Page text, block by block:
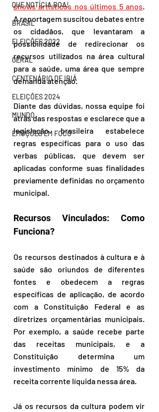
QUE NOTÍCIA BOA!
BRASIL
ELEIÇÕES 2022
GERAL
CENTENÁRIO DE IBIÁ
ELEIÇÕES 2024
MUNDO
EMOÇÕES EM FOCO
shows artísticos nos últimos 5 anos.
A reportagem suscitou debates entre
os cidadãos, que levantaram a
possibilidade de redirecionar os
recursos utilizados na área cultural
para a saúde, uma área que sempre
demanda atenção.
Diante das dúvidas, nossa equipe foi
atrás das respostas e esclarece que a
legislação brasileira estabelece
regras específicas para o uso das
verbas públicas, que devem ser
aplicadas conforme suas finalidades
previamente definidas no orçamento
municipal.
Recursos Vinculados: Como
Funciona?
Os recursos destinados à cultura e à
saúde são oriundos de diferentes
fontes e obedecem a regras
específicas de aplicação, de acordo
com a Constituição Federal e as
diretrizes orçamentárias municipais.
Por exemplo, a saúde recebe parte
das receitas municipais, e a
Constituição determina um
investimento mínimo de 15% da
receita corrente líquida nessa área.
Já os recursos da cultura podem vir